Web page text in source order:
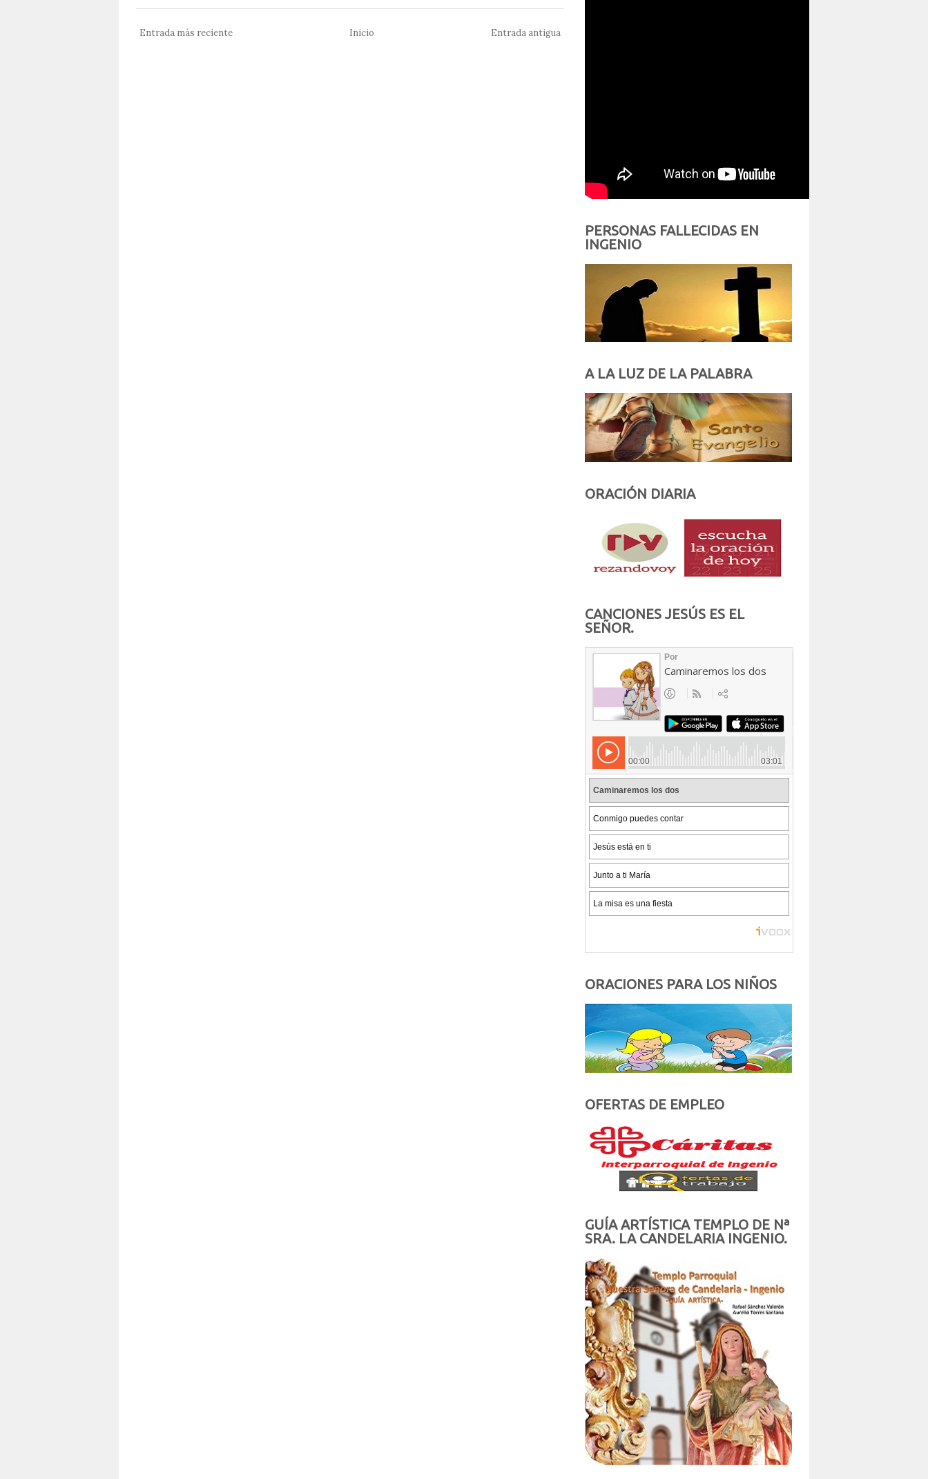
Entrada más reciente Entrada antigua
Inicio
PERSONAS FALLECIDAS EN
INGENIO
A LA LUZ DE LA PALABRA
ORACIÓN DIARIA
CANCIONES JESÚS ES EL
SEÑOR.
ORACIONES PARA LOS NIÑOS
OFERTAS DE EMPLEO
GUÍA ARTÍSTICA TEMPLO DE Nª
SRA. LA CANDELARIA INGENIO.